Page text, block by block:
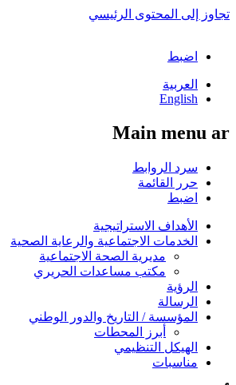
تجاوز إلى المحتوى الرئيسي
اضبط
العربية
English
Main menu ar
سرد الروابط
حرر القائمة
اضبط
الأهداف الاستراتيجية
الخدمات الاجتماعية والرعاية الصحية
مديرية الصحة الاجتماعية
مكتب مساعدات الحريري
الرؤية
الرسالة
المؤسسة / التاريخ والدور الوطني
أبرز المحطات
الهيكل التنظيمي
مناسبات